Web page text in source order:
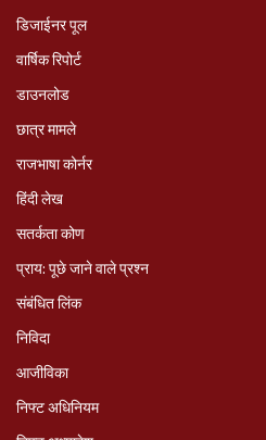
डिजाईनर पूल
वार्षिक रिपोर्ट
डाउनलोड
छात्र मामले
राजभाषा कोर्नर
हिंदी लेख
सतर्कता कोण
प्राय: पूछे जाने वाले प्रश्‍न
संबंधित लिंक
निविदा
आजीविका
निफ्ट अधिनियम